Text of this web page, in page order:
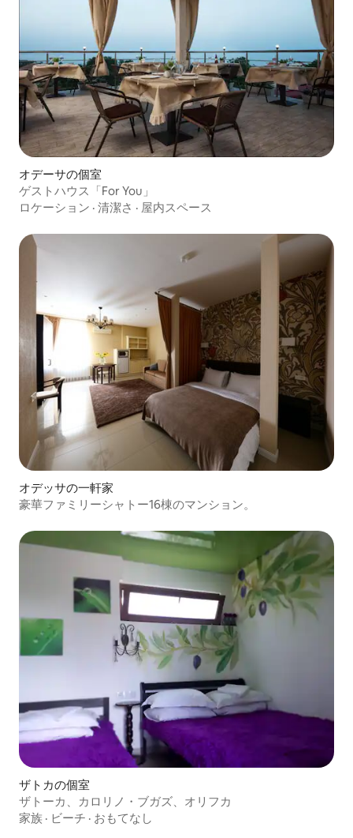
オデーサの個室
ゲストハウス「For You」
ロケーション · 清潔さ · 屋内スペース
オデッサの一軒家
豪華ファミリーシャトー16棟のマンション。
ザトカの個室
ザトーカ、カロリノ・ブガズ、オリフカ
家族 · ビーチ · おもてなし